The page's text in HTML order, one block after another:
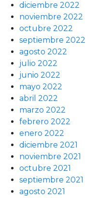
diciembre 2022
noviembre 2022
octubre 2022
septiembre 2022
agosto 2022
julio 2022
junio 2022
mayo 2022
abril 2022
marzo 2022
febrero 2022
enero 2022
diciembre 2021
noviembre 2021
octubre 2021
septiembre 2021
agosto 2021